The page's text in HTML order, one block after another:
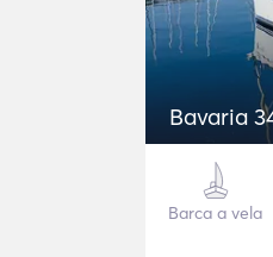
Bavaria
Barca a vela